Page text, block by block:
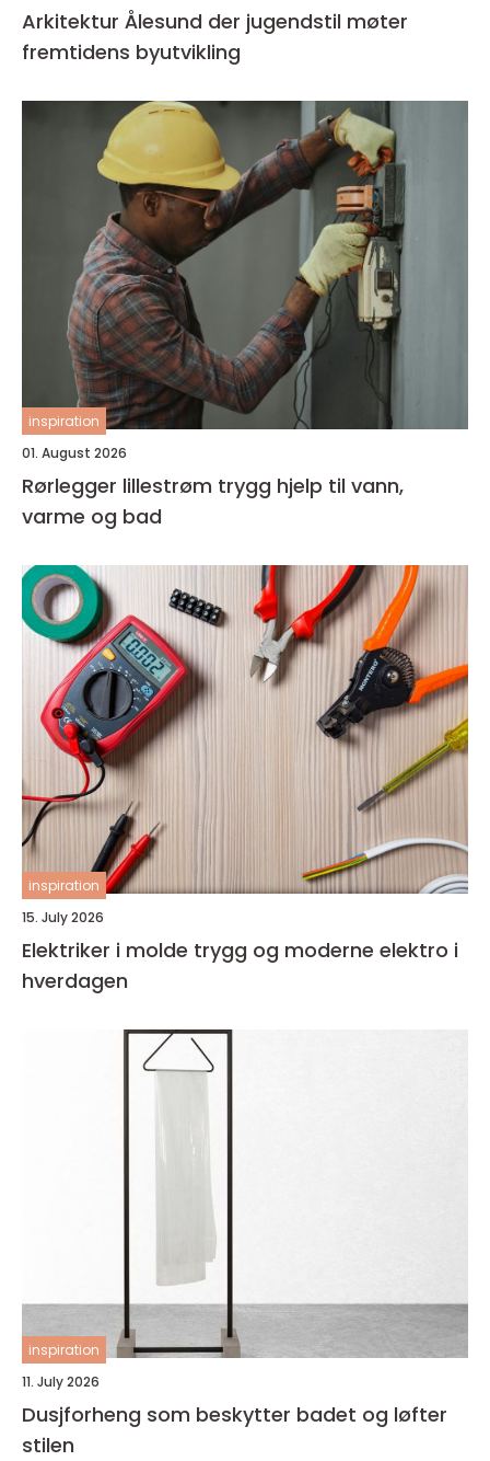
Arkitektur Ålesund der jugendstil møter
fremtidens byutvikling
inspiration
01. August 2026
Rørlegger lillestrøm trygg hjelp til vann,
varme og bad
inspiration
15. July 2026
Elektriker i molde trygg og moderne elektro i
hverdagen
inspiration
11. July 2026
Dusjforheng som beskytter badet og løfter
stilen